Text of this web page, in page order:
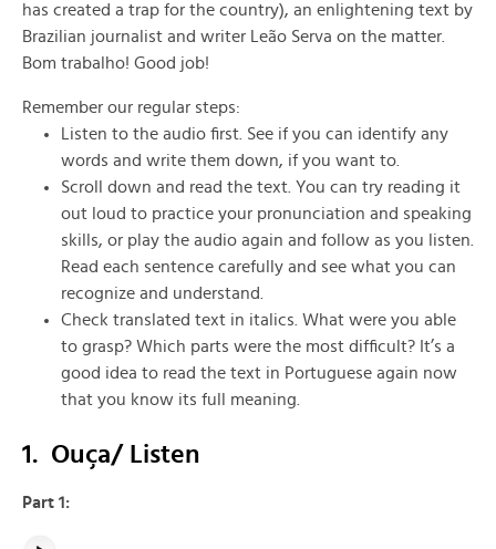
has created a trap for the country), an enlightening text by
Brazilian journalist and writer Leão Serva on the matter.
Bom trabalho! Good job!
Remember our regular steps:
Listen to the audio first. See if you can identify any
words and write them down, if you want to.
Scroll down and read the text. You can try reading it
out loud to practice your pronunciation and speaking
skills, or play the audio again and follow as you listen.
Read each sentence carefully and see what you can
recognize and understand.
Check translated text in italics. What were you able
to grasp? Which parts were the most difficult? It’s a
good idea to read the text in Portuguese again now
that you know its full meaning.
1. Ouça/ Listen
Part 1: